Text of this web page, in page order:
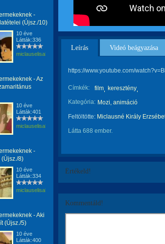
-
(Újsz./10)
10 éve
Látták:336
miclauselisabeta
- Az
10 éve
Látták:401
miclauselisabeta
-
8)
10 éve
Látták:334
miclauselisabeta
- Aki
(Újsz./5)
10 éve
Látták:400
Leírás Videó beágyazása
https://www.youtube.com/
Címkék: film
keresztény
Kategória: Mozi, animáció
Feltöltötte: Miclausné Király
Látta 688 ember.
Értékeld!
Kommentáld!